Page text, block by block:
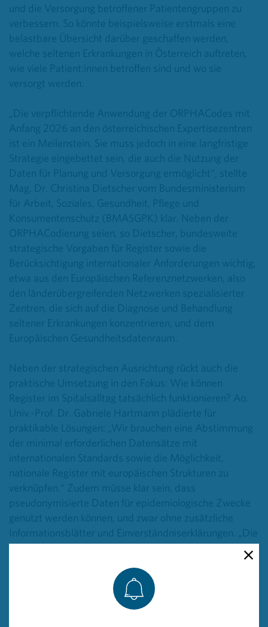
und die Versorgung betroffener Patientengruppen zu
verbessern. So könnte beispielsweise erstmals eine
belastbare Übersicht darüber geschaffen werden,
welche seltenen Erkrankungen in Österreich auftreten,
wie viele Patient:innen betroffen sind und wo sie
versorgt werden.
„Die verpflichtende Anwendung der ORPHACodes mit
Anfang 2026 an den österreichischen Expertisezentren
ist ein Meilenstein. Sie muss jedoch in eine langfristige
Strategie eingebettet sein, die auch die Nutzung der
Daten für Planung und Versorgung ermöglicht“, stellte
Mag. Dr. Christina Dietscher vom Bundesministerium
für Arbeit, Soziales, Gesundheit, Pflege und
Konsumentenschutz (BMASGPK) klar. Neben der
ORPHACodierung seien, so Dietscher, bundesweite
strategische Vorgaben für Register sowie die
Berücksichtigung internationaler Anforderungen wichtig,
etwa aus den Europäischen Referenznetzwerken, also
den länderübergreifenden Netzwerken spezialisierter
Zentren, die sich auf die Diagnose und Behandlung
seltener Erkrankungen konzentrieren, und dem
Europäischen Gesundheitsdatenraum.
Neben der strategischen Ausrichtung rückt auch die
praktische Umsetzung in den Fokus: Wie können
Register im Spitalsalltag tatsächlich funktionieren? Ao.
Univ.-Prof. Dr. Gabriele Hartmann plädierte für
praktikable Lösungen: „Wir brauchen eine Abstimmung
der minimal erforderlichen Datensätze mit
internationalen Standards sowie die Möglichkeit,
nationale Register mit europäischen Strukturen zu
verknüpfen.“ Zudem müsse klar sein, dass
pseudonymisierte Daten für epidemiologische Zwecke
genutzt werden können, und zwar ohne zusätzliche
Informationsblätter und Einverständniserklärungen. „Die
Vielzahl an Formularen ist im klinischen Alltag nicht
zentral verwaltete, digitale Informations- und
Einwilligungserklärungen sowie für ausreichend
geschultes Verwaltungspersonal aus.